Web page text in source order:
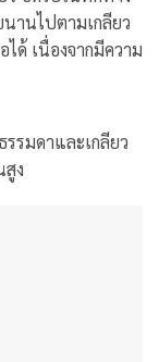
านไปตามเกลียว
ด้ เนื่องจากมีความ
รมดาและเกลียว
ง